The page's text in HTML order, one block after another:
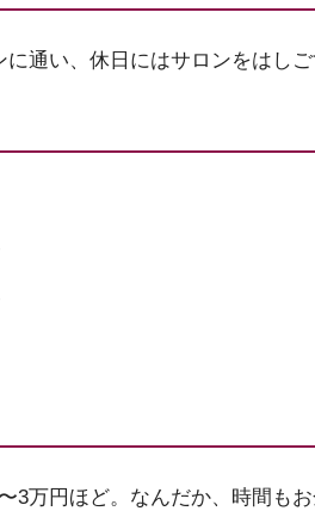
に通い、休日にはサロンをはし
3万円ほど。なんだか、時間も